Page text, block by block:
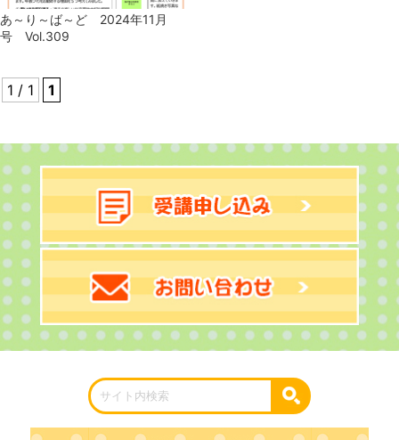
あ～り～ば～ど 2024年11月
号 Vol.309
1 / 1 1